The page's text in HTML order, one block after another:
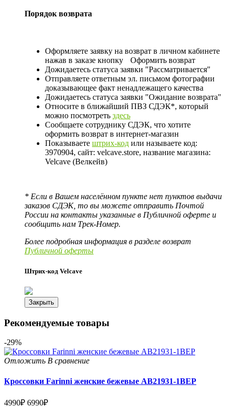
Порядок возврата
Оформляете заявку на возврат в личном кабинете
нажав в заказе кнопку
Оформить возврат
Дожидаетесь статуса заявки "Рассматривается"
Отправляете ответным эл. письмом фотографии
доказывающее факт ненадлежащего качества
Дожидаетесь статуса заявки "Ожидание возврата"
Относите в ближайший ПВЗ СДЭК*, который
можно посмотреть здесь
Сообщаете сотруднику СДЭК, что хотите
оформить возврат в интернет-магазин
Показываете штрих-код или называете код:
3970904, сайт: velcave.store, название магазина:
Velcave (Велкейв)
* Если в Вашем населённом пункте нет пунктов выдачи
заказов СДЭК, то вы можете отправить Почтой
России на контакты указанные в Публичной оферте и
сообщить нам Трек-Номер.
Более подробная информация в разделе возврат
Публичной оферты
Штрих-код Velcave
Закрыть
Рекомендуемые товары
-29%
Отложить В сравнение
Кроссовки Farinni женские бежевые AB21931-1BEP
4990₽ 6990₽